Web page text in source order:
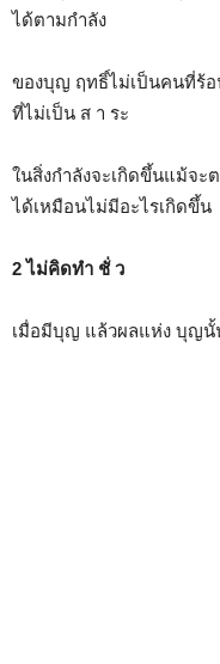
ได้ตามกำลัง
ของบุญ ฤทธิ์ไม่เป็นคนที่ร้อ
ที่ไม่เป็น ส า ระ
ในสิ่งกำลังจะเกิดขึ้นแม้จะ
ได้เหมือนไม่มีอะไรเกิดขึ้น
2 ไม่คิดทำ ชั่ ว
เมื่อมีบุญ แล้วผลแห่ง บุญนั้